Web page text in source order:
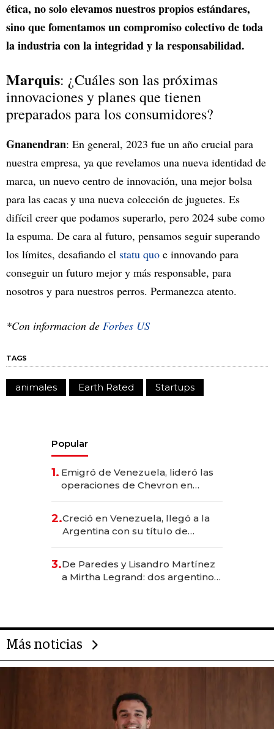
ética, no solo elevamos nuestros propios estándares,
sino que fomentamos un compromiso colectivo de toda
la industria con la integridad y la responsabilidad.
Marquis: ¿Cuáles son las próximas
innovaciones y planes que tienen
preparados para los consumidores?
Gnanendran: En general, 2023 fue un año crucial para
nuestra empresa, ya que revelamos una nueva identidad de
marca, un nuevo centro de innovación, una mejor bolsa
para las cacas y una nueva colección de juguetes. Es
difícil creer que podamos superarlo, pero 2024 sube como
la espuma. De cara al futuro, pensamos seguir superando
los límites, desafiando el statu quo e innovando para
conseguir un futuro mejor y más responsable, para
nosotros y para nuestros perros. Permanezca atento.
*Con informacion de Forbes US
TAGS
animales Earth Rated Startups
Popular
1. Emigró de Venezuela, lideró las
operaciones de Chevron en
2.Creció en Venezuela, llegó a la
Argentina con su título de
las marcas "fast premium"
3.De Paredes y Lisandro Martínez
a Mirtha Legrand: dos argentinos
Más noticias